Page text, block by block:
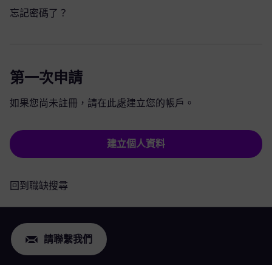
忘記密碼了？
第一次申請
如果您尚未註冊，請在此處建立您的帳戶。
建立個人資料
回到職缺搜尋
請聯繫我們